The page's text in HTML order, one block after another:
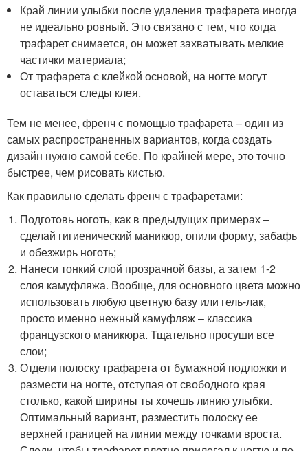
Край линии улыбки после удаления трафарета иногда
не идеально ровный. Это связано с тем, что когда
трафарет снимается, он может захватывать мелкие
частички материала;
От трафарета с клейкой основой, на ногте могут
оставаться следы клея.
Тем не менее, френч с помощью трафарета – один из
самых распространенных вариантов, когда создать
дизайн нужно самой себе. По крайней мере, это точно
быстрее, чем рисовать кистью.
Как правильно сделать френч с трафаретами:
Подготовь ноготь, как в предыдущих примерах –
сделай гигиенический маникюр, опили форму, забафь
и обезжирь ноготь;
Нанеси тонкий слой прозрачной базы, а затем 1-2
слоя камуфляжа. Вообще, для основного цвета можно
использовать любую цветную базу или гель-лак,
просто именно нежный камуфляж – классика
французского маникюра. Тщательно просуши все
слои;
Отдели полоску трафарета от бумажной подложки и
размести на ногте, отступая от свободного края
столько, какой ширины ты хочешь линию улыбки.
Оптимальный вариант, разместить полоску ее
верхней границей на линии между точками вроста.